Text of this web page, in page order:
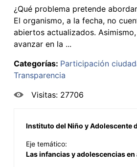
¿Qué problema pretende
El organismo, a la fecha, no
abiertos actualizados.
avanzar en la ...
Categorías: Participación
Transparencia
Visitas: 27706
Instituto del Niño y Adolescente
Eje temático:
Las infancias y adolescencias en